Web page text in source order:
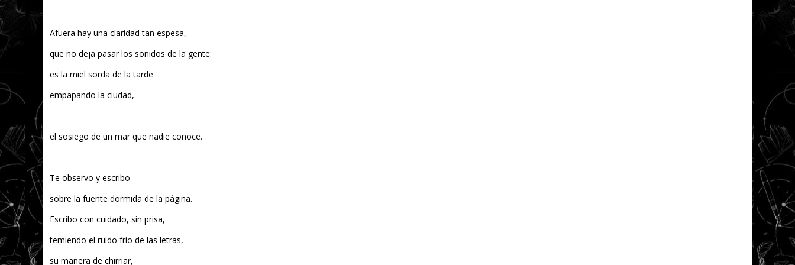
Afuera hay una claridad tan espesa,
que no deja pasar los sonidos de la gente:
es la miel sorda de la tarde
empapando la ciudad,
el sosiego de un mar que nadie conoce.
Te observo y escribo
sobre la fuente dormida de la página.
Escribo con cuidado, sin prisa,
temiendo el ruido frío de las letras,
su manera de chirriar,